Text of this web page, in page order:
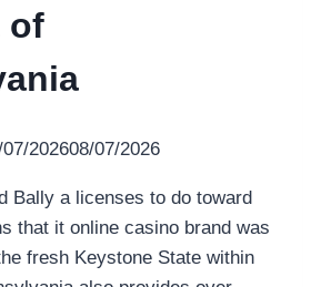
of
202608/07/2026
Bally a licenses to do toward
that it online casino brand was
fresh Keystone State within